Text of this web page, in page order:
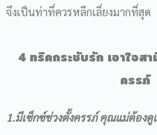
จึงเป็นท่าที่ควรหลีกเลี่ยงมากที่สุด
4 ทริคกระชับรัก เอาใจส
ครรภ์
1.มีเซ็กซ์ช่วงตั้งครรภ์ คุณแม่ต้องดู